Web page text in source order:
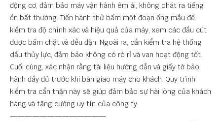
động cơ, đảm bảo máy vận hành êm ái, không phát ra tiếng
ồn bất thường. Tiến hành thử bấm một đoạn ống mẫu để
kiểm tra độ chính xác và hiệu quả của máy, xem các đầu cút
được bấm chặt và đều đặn. Ngoài ra, cần kiểm tra hệ thống
dầu thủy lực, đảm bảo không có rò rỉ và van hoạt động tốt.
Cuối cùng, xác nhận rằng tài liệu hướng dẫn và giấy tờ bảo
hành đầy đủ trước khi bàn giao máy cho khách. Quy trình
kiểm tra cẩn thận này sẽ giúp đảm bảo sự hài lòng của khách
hàng và tăng cường uy tín của công ty.
—————————————